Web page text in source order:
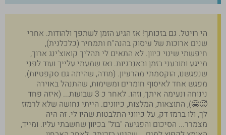
הי רויטל. גם בזכותך! אז הגיע הזמן לשתפך ולהודות. אחרי
שנים ארוכות של עיסוק בהנה"ח ותמחיר (כלכלנית),
חיפשתי שינוי כיוון. לא התאים לי תהליך קואוצ'ינג ארוך,
מייגע ותובעני בזמן ובאנרגיות. ואז שמעתי עלייך ועוד לפני
שנפגשנו, הוקסמתי מהרעיון. (מודה, שהיתה גם סקפטיות).
מפגש אחד לאיסוף חומרים ומשימות, שהתנהל באוירה
נינוחה ונעימה איתך, וזהו. לאחר כ 3 שבועות... (איזה פחד
🥵😁), התוצאות, המלצות, כיוונים. הייתי נחושה שלא לרמזז
לך, ולו ברמז דק, על כיווני התלבטות שהיו לי. זה היה
מצמרר... הסיכום והפגיעה "בול" בכיוון שחשבתי עליו. ומייד,